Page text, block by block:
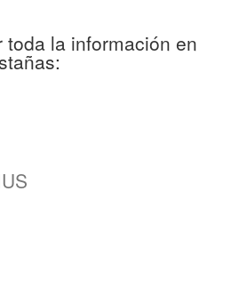
toda la información en